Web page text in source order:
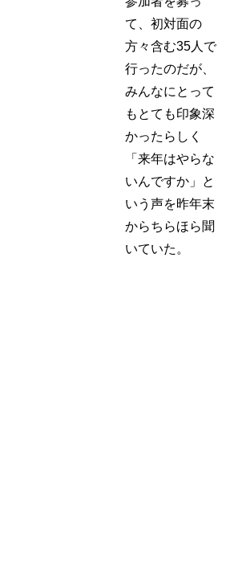
て、初対面の
方々含む35人で
行ったのだが、
みんなにとって
もとても印象深
かったらしく
「来年はやらな
いんですか」と
いう声を昨年末
からちらほら聞
いていた。